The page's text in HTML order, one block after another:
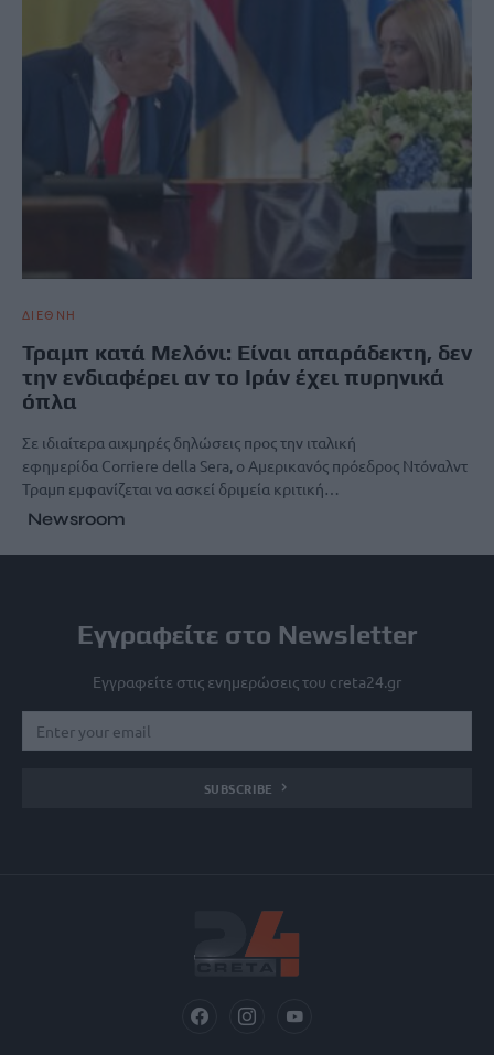
ΔΙΕΘΝΗ
Τραμπ κατά Μελόνι: Είναι απαράδεκτη, δεν
την ενδιαφέρει αν το Ιράν έχει πυρηνικά
όπλα
Σε ιδιαίτερα αιχμηρές δηλώσεις προς την ιταλική
εφημερίδα Corriere della Sera, ο Αμερικανός πρόεδρος Ντόναλντ
Τραμπ εμφανίζεται να ασκεί δριμεία κριτική…
Newsroom
Εγγραφείτε στο Newsletter
Εγγραφείτε στις ενημερώσεις του creta24.gr
SUBSCRIBE